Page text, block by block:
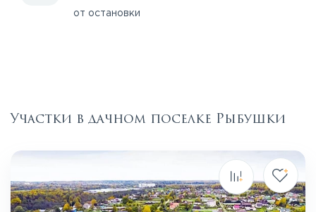
от остановки
Участки в дачном поселке Рыбушки